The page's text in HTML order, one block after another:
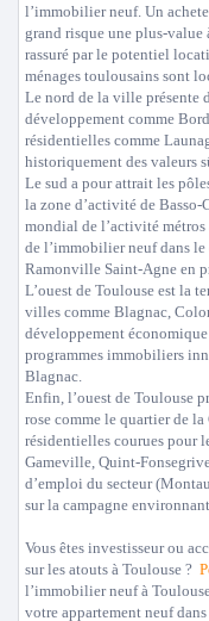
l’immobilier neuf. Un
grand risque une plus-value
rassuré par le potentiel
ménages toulousains sont
Le nord de la ville présente
développement comme
résidentielles comme
historiquement des valeurs
Le sud a pour attrait les
la zone d’activité de
mondial de l’activité métros
de l’immobilier neuf dans
Ramonville Saint-Agne en
L’ouest de Toulouse est la
villes comme Blagnac,
développement
programmes immobiliers
Blagnac.
Enfin, l’ouest de Toulouse
rose comme le quartier de
résidentielles courues pour
Gameville, Quint-
d’emploi du secteur
sur la campagne
Vous êtes investisseur ou
sur les atouts à Toulouse ?
l’immobilier neuf à
votre appartement neuf